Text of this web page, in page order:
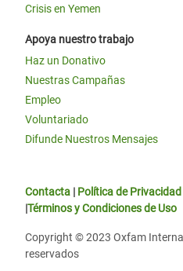
Crisis en Yemen
Apoya nuestro trabajo
Haz un Donativo
Nuestras Campañas
Empleo
Voluntariado
Difunde Nuestros Mensajes
Contacta | Política de Privacidad
|Términos y Condiciones de Uso
Copyright © 2023 Oxfam
reservados